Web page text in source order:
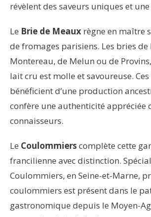
révèlent des saveurs uniques et
Le Brie de Meaux règne en maître
de fromages parisiens. Les bries de
Montereau, de Melun ou de
lait cru est molle et savoureuse.
bénéficient d’une production
confère une authenticité appréciée
connaisseurs.
Le Coulommierscomplète cette
francilienne avec distinction.
Coulommiers, en Seine-et-Marne,
coulommiers est présent dans le
gastronomique depuis le Moyen-